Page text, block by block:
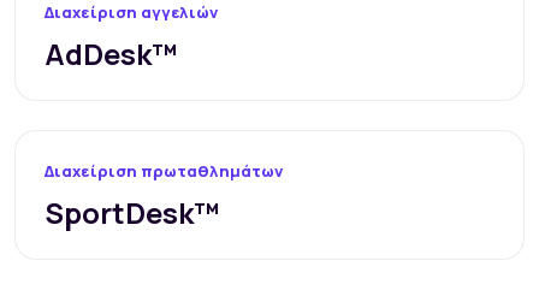
Διαχείριση αγγελιών
AdDesk™
Διαχείριση πρωταθλημάτων
SportDesk™